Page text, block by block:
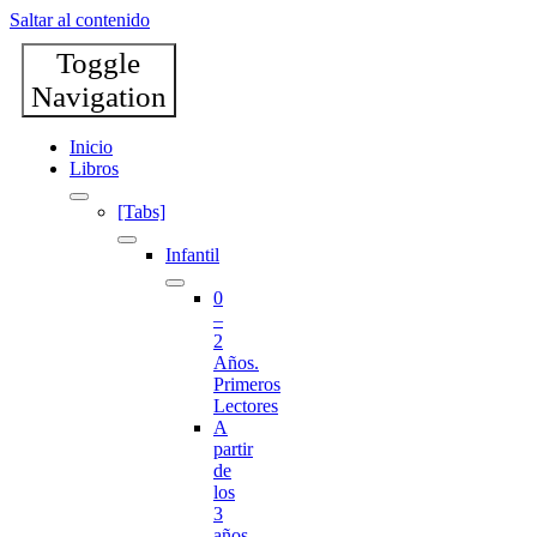
Saltar al contenido
Toggle
Navigation
Inicio
Libros
[Tabs]
Infantil
0
–
2
Años.
Primeros
Lectores
A
partir
de
los
3